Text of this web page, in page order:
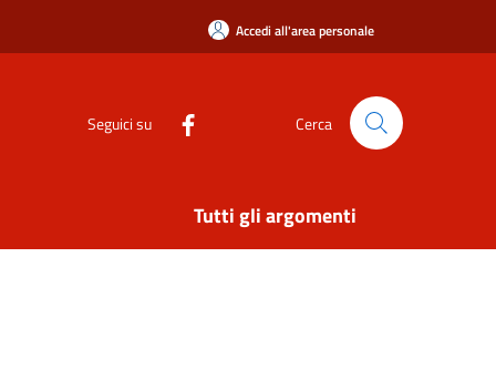
Accedi all'area personale
Seguici su Cerca
Tutti gli argomenti